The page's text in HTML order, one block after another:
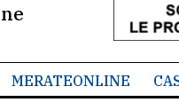
MERATEONLINE